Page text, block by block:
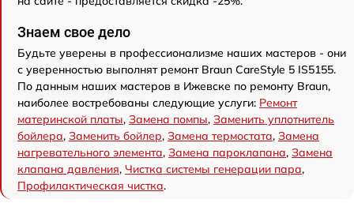
Знаем свое дело
Будьте уверены в профессионализме наших мастеров - они
с уверенностью выполнят ремонт Braun CareStyle 5 IS5155.
По данным наших мастеров в Ижевске по ремонту Braun,
наиболее востребованы следующие услуги: Ремонт
материнской платы, Замена помпы, Заменить уплотнитель
бойлера, Заменить бойлер, Замена термостата, Замена
нагревательного элемента, Замена пароклапана, Замена
клапана давления, Чистка системы генерации пара,
Профилактическая чистка.